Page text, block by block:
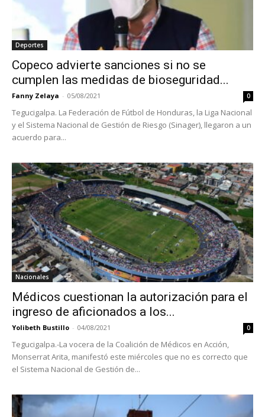
Deportes
Copeco advierte sanciones si no se
cumplen las medidas de bioseguridad...
Fanny Zelaya - 05/08/2021 0
Tegucigalpa. La Federación de Fútbol de Honduras, la Liga Nacional
y el Sistema Nacional de Gestión de Riesgo (Sinager), llegaron a un
acuerdo para...
Nacionales
Médicos cuestionan la autorización para el
ingreso de aficionados a los...
Yolibeth Bustillo - 04/08/2021 0
Tegucigalpa.-La vocera de la Coalición de Médicos en Acción,
Monserrat Arita, manifestó este miércoles que no es correcto que
el Sistema Nacional de Gestión de...